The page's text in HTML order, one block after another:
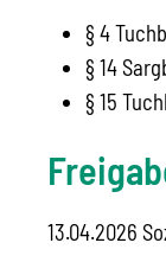
§ 4
§ 14
§ 15
13.04.2026